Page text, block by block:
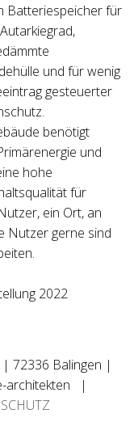
Batteriespeicher für
und für wenig
gesteuerter
benötigt
und
hohe
für
ein Ort, an
Nutzer gerne sind
2022
72336 Balingen |
architekten |